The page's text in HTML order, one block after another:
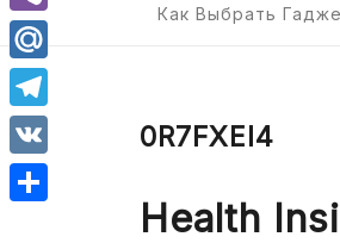
Как Выбрать
0R7FXEI4
Health
Viber
Mail.Ru
Telegram
VK